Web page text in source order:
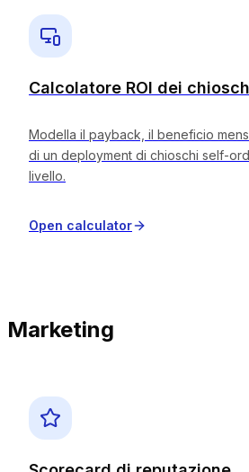
Calcolatore ROI dei
Modella il payback, il beneficio
di un deployment di chioschi self-
livello.
Open calculator
Marketing